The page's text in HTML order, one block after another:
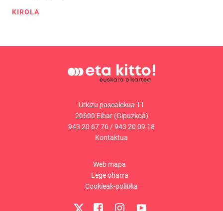
KIROLA
Urkizu pasealekua 11
20600 Eibar (Gipuzkoa)
943 20 67 76 /943 20 09 18
Kontaktua
Web mapa
Lege oharra
Cookieak-politika